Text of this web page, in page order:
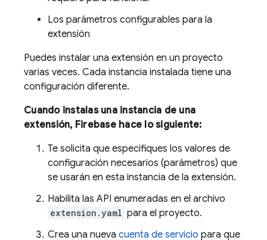
Los parámetros configurables para la
extensión
Puedes instalar una extensión en un proyecto
varias veces. Cada instancia instalada tiene una
configuración diferente.
Cuando instalas una instancia de una
extensión, Firebase hace lo siguiente:
Te solicita que especifiques los valores de
configuración necesarios (parámetros) que
se usarán en esta instancia de la extensión.
Habilita las API enumeradas en el archivo
extension.yaml para el proyecto.
Crea una nueva cuenta de servicio para que